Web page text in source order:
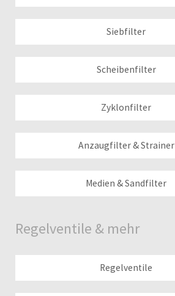
Siebfilter
Scheibenfilter
Zyklonfilter
Anzaugfilter & Strainer
Medien & Sandfilter
Regelventile & mehr
Regelventile